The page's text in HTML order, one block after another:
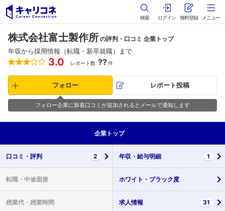
検索 ログイン 無料登録 メニュー
株式会社富士製作所 の評判・口コミ 企業トップ
年収から採用情報（転職・新卒就職）まで
3.0 レポート数 ??件
フォロー レポート投稿
フォロー企業に新着口コミが追加されるとメールで通知します
企業 トップ
口コミ・ 評判 2 年収・ 給与明細 1
転職・ 中途面接 ホワイト・ ブラック度
残業代・ 残業時間 求人情報 31